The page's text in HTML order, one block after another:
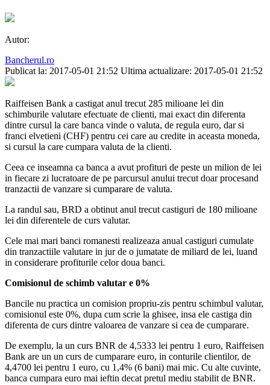
Autor:
Bancherul.ro
Publicat la: 2017-05-01 21:52 Ultima actualizare: 2017-05-01 21:52
Raiffeisen Bank a castigat anul trecut 285 milioane lei din
schimburile valutare efectuate de clienti, mai exact din diferenta
dintre cursul la care banca vinde o valuta, de regula euro, dar si
franci elvetieni (CHF) pentru cei care au credite in aceasta moneda,
si cursul la care cumpara valuta de la clienti.
Ceea ce inseamna ca banca a avut profituri de peste un milion de lei
in fiecare zi lucratoare de pe parcursul anului trecut doar procesand
tranzactii de vanzare si cumparare de valuta.
La randul sau, BRD a obtinut anul trecut castiguri de 180 milioane
lei din diferentele de curs valutar.
Cele mai mari banci romanesti realizeaza anual castiguri cumulate
din tranzactiile valutare in jur de o jumatate de miliard de lei, luand
in considerare profiturile celor doua banci.
Comisionul de schimb valutar e 0%
Bancile nu practica un comision propriu-zis pentru schimbul valutar,
comisionul este 0%, dupa cum scrie la ghisee, insa ele castiga din
diferenta de curs dintre valoarea de vanzare si cea de cumparare.
De exemplu, la un curs BNR de 4,5333 lei pentru 1 euro, Raiffeisen
Bank are un un curs de cumparare euro, in conturile clientilor, de
4,4700 lei pentru 1 euro, cu 1,4% (6 bani) mai mic. Cu alte cuvinte,
banca cumpara euro mai ieftin decat pretul mediu stabilit de BNR.